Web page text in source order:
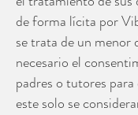
de forma lícita por
se trata de un menor
necesario el
padres o tutores
este solo se